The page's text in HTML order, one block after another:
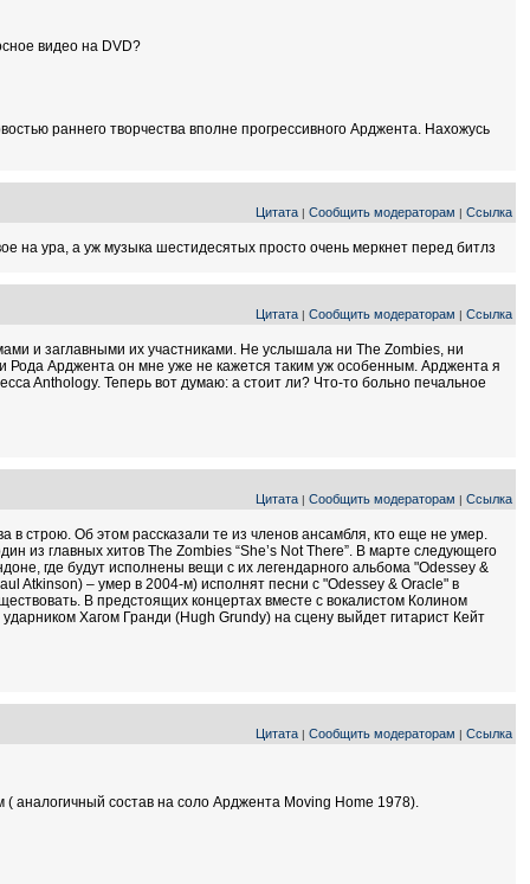
видео на DVD?
раннего творчества вполне прогрессивного Арджента. Нахожусь
Цитата | Сообщить модераторам | Ссылка
на ура, а уж музыка шестидесятых просто очень меркнет перед битлз
Цитата | Сообщить модераторам | Ссылка
и заглавными их участниками. Не услышала ни The Zombies, ни
Рода Арджента он мне уже не кажется таким уж особенным. Арджента я
Anthology. Теперь вот думаю: а стоит ли? Что-то больно печальное
Цитата | Сообщить модераторам | Ссылка
в строю. Об этом рассказали те из членов ансамбля, кто еще не умер.
из главных хитов The Zombies “She’s Not There”. В марте следующего
где будут исполнены вещи с их легендарного альбома "Odessey &
Atkinson) – умер в 2004-м) исполнят песни с "Odessey & Oracle" в
В предстоящих концертах вместе с вокалистом Колином
Хагом Гранди (Hugh Grundy) на сцену выйдет гитарист Кейт
Цитата | Сообщить модераторам | Ссылка
аналогичный состав на соло Арджента Moving Home 1978).